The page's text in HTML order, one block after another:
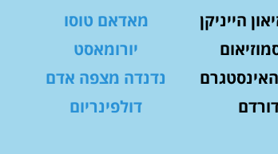
הייניקן
האינסטגרם
מאדאם טוסו
יורומאסט
נדנדה מצפה אדם
דולפינריום